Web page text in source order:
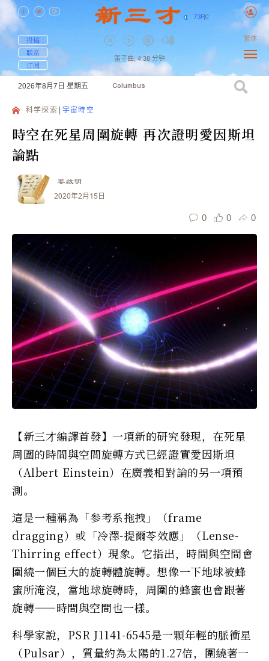
73F| C
投稿
联系
订阅
笛子曲, 4:38 分钟
繁体
2026年8月7日 星期五 Columbus
科学探索 宇宙時空
時空在死星周圍旋轉 再次證明愛因斯坦
論點
姜啟明
2020年2月15日
0 0 0
【新三才編譯首發】一項新的研究發現，在死星
周圍的時間與空間旋轉方式已經證實愛因斯坦
（Albert Einstein）在廣義相對論的另一項預
測。
這是一種稱為「参考系拖拽」（frame
dragging）或「冷澤-提爾苓效應」（Lense-
Thirring effect）現象。它指出，時間與空間會
圍繞一個巨大的旋轉體旋轉。想像一下地球被蜂
蜜所淹沒，當地球旋轉時，周圍的蜂蜜也會跟著
旋轉——時間與空間也一樣。
科學家說，PSR J1141-6545是一顆年輕的脈衝星
（Pulsar），質量約為太陽的1.27倍，圍繞著一